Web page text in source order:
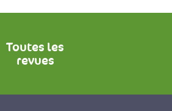
Toutes les
revues